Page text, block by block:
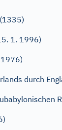
1. 1996)
durch